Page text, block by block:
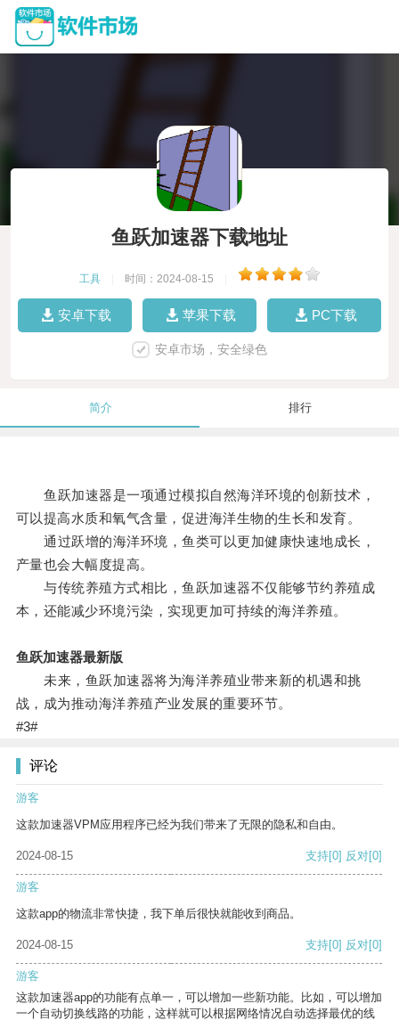
鱼跃加速器下载地址
工具 时间：2024-08-15
安卓下载 苹果下载 PC下载
安卓市场，安全绿色
简介 排行
鱼跃加速器是一项通过模拟自然海洋环境的创新技术，
可以提高水质和氧气含量，促进海洋生物的生长和发育。
通过跃增的海洋环境，鱼类可以更加健康快速地成长，
产量也会大幅度提高。
与传统养殖方式相比，鱼跃加速器不仅能够节约养殖成
本，还能减少环境污染，实现更加可持续的海洋养殖。
鱼跃加速器最新版
未来，鱼跃加速器将为海洋养殖业带来新的机遇和挑
战，成为推动海洋养殖产业发展的重要环节。
#3#
评论
游客
这款加速器VPM应用程序已经为我们带来了无限的隐私和自由。
2024-08-15 支持[0] 反对[0]
游客
这款app的物流非常快捷，我下单后很快就能收到商品。
2024-08-15 支持[0] 反对[0]
游客
这款加速器app的功能有点单一，可以增加一些新功能。比如，可以增加
一个自动切换线路的功能，这样就可以根据网络情况自动选择最优的线